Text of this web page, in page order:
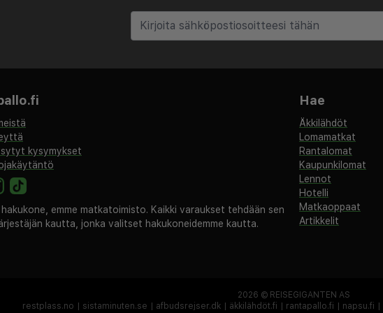
rentouttavaa lomaa kävelymatkan päässä
tutustua saareen laajemmin, osallistu
kysymykset
hakukone, emme matkatoimisto. Kaikki varaukset tehdään sen
kautta, jonka valitset hakukoneidemme kautta.
Hae
Äkkilähdöt
Lomamatkat
Rantalomat
Kaupunkilomat
Lennot
Hotelli
Matkaoppaat
Artikkelit
2026 © REISEGIGANTEN AS
restplass.no
sistaminuten.se afbudsrejser.dk äkkilähdöt.fi rantapallo.fi napsu.fi